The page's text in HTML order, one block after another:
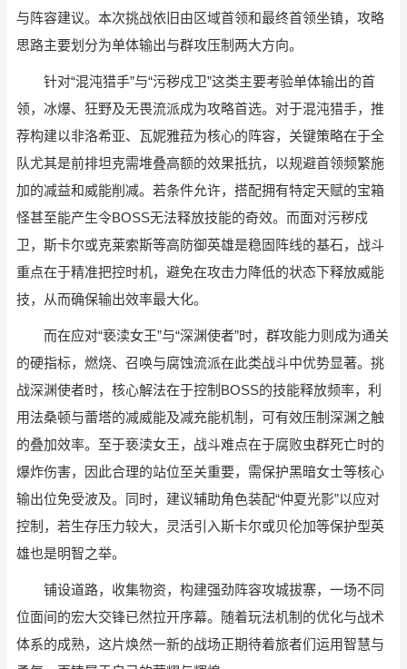
与阵容建议。本次挑战依旧由区域首领和最终首领坐镇，攻略
思路主要划分为单体输出与群攻压制两大方向。
针对“混沌猎手”与“污秽戍卫”这类主要考验单体输出的首
领，冰爆、狂野及无畏流派成为攻略首选。对于混沌猎手，推
荐构建以非洛希亚、瓦妮雅菈为核心的阵容，关键策略在于全
队尤其是前排坦克需堆叠高额的效果抵抗，以规避首领频繁施
加的减益和威能削减。若条件允许，搭配拥有特定天赋的宝箱
怪甚至能产生令BOSS无法释放技能的奇效。而面对污秽戍
卫，斯卡尔或克莱索斯等高防御英雄是稳固阵线的基石，战斗
重点在于精准把控时机，避免在攻击力降低的状态下释放威能
技，从而确保输出效率最大化。
而在应对“亵渎女王”与“深渊使者”时，群攻能力则成为通关
的硬指标，燃烧、召唤与腐蚀流派在此类战斗中优势显著。挑
战深渊使者时，核心解法在于控制BOSS的技能释放频率，利
用法桑顿与蕾塔的减威能及减充能机制，可有效压制深渊之触
的叠加效率。至于亵渎女王，战斗难点在于腐败虫群死亡时的
爆炸伤害，因此合理的站位至关重要，需保护黑暗女士等核心
输出位免受波及。同时，建议辅助角色装配“仲夏光影”以应对
控制，若生存压力较大，灵活引入斯卡尔或贝伦加等保护型英
雄也是明智之举。
铺设道路，收集物资，构建强劲阵容攻城拔寨，一场不同
位面间的宏大交锋已然拉开序幕。随着玩法机制的优化与战术
体系的成熟，这片焕然一新的战场正期待着旅者们运用智慧与